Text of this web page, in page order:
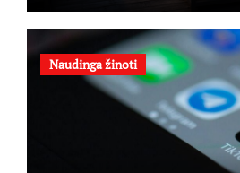
Naudinga žinoti